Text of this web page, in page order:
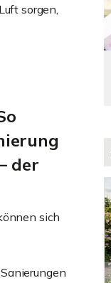
sorgen,
der
sich